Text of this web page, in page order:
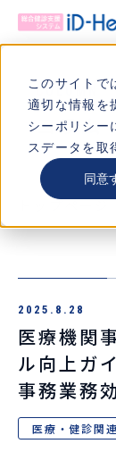
このサイトで
適切な情報を
シーポリシー
スデータを取
同意
選ばれる理
特長
ワークフロ
機能・対応
導入事例
よくあるご
COLUMN
コラム
トップページ
2025.8.28
医療機関
ル向上ガ
事務業務
医療・健診関